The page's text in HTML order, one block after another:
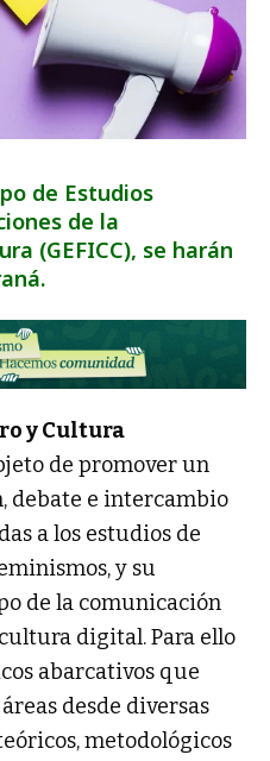
de Estudios
de la
(GEFICC), se harán
y Cultura
de promover un
debate e intercambio
a los estudios de
y su
de la comunicación
digital. Para ello
abarcativos que
desde diversas
metodológicos